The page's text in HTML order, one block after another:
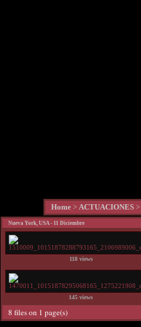
Home > ACTUACIONES >
Nueva York, USA - 11 Diciembre
118 views
145 views
8 files on 1 page(s)